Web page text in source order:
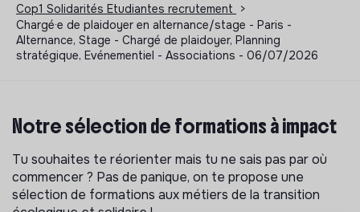
Cop1 Solidarités Etudiantes recrutement
>
Chargé·e de plaidoyer en alternance/stage - Paris -
Alternance, Stage - Chargé de plaidoyer, Planning
stratégique, Evénementiel - Associations - 06/07/2026
Notre sélection de formations à impact
Tu souhaites te réorienter mais tu ne sais pas par où
commencer ? Pas de panique, on te propose une
sélection de formations aux métiers de la transition